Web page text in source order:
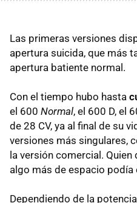
Las primeras versiones
apertura suicida, que más
apertura batiente normal.
Con el tiempo hubo hasta
el 600 Normal, el 600 D, el
de 28 CV, ya al final de su
versiones más singulares,
la versión comercial.
algo más de espacio
Dependiendo de la